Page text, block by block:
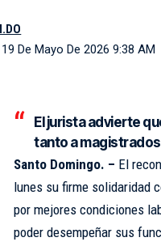
De Mayo De 2026 9:38 AM
El jurista advierte
tanto a
Santo Domingo. – El
lunes su firme solidaridad
por mejores condiciones
poder desempeñar sus